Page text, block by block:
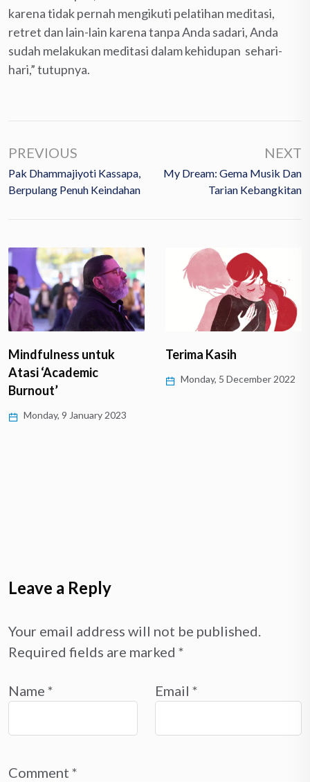
karena tidak pernah mengikuti pelatihan meditasi,
retret dan lain-lain karena tanpa Anda sadari, Anda
sudah melakukan meditasi dalam kehidupan sehari-
hari,” tutupnya.
PREVIOUS
Pak Dhammajiyoti Kassapa,
Berpulang Penuh Keindahan
NEXT
My Dream: Gema Musik Dan
Tarian Kebangkitan
Mindfulness untuk
Atasi ‘Academic
Burnout’
Monday, 9 January 2023
Terima Kasih
Monday, 5 December 2022
Leave a Reply
Your email address will not be published.
Required fields are marked *
Name * Email *
Comment *